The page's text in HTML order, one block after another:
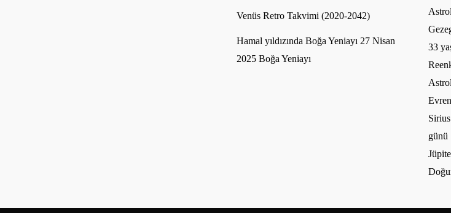
Venüs Retro Takvimi (2020-2042)
Hamal yıldızında Boğa Yeniayı 27 Nisan
2025 Boğa Yeniayı
33
günü